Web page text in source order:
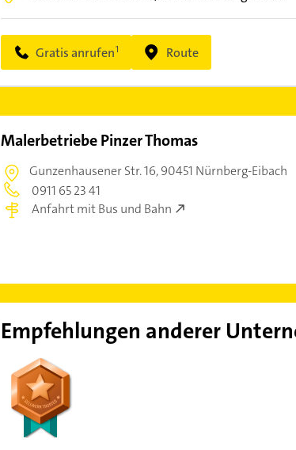
Gratis anrufen Route
Malerbetriebe Pinzer Thomas
Gunzenhausener Str. 16,90451 Nürnberg-Eibach
0911 65 23 41
Anfahrt mit Bus und Bahn
Empfehlungen anderer